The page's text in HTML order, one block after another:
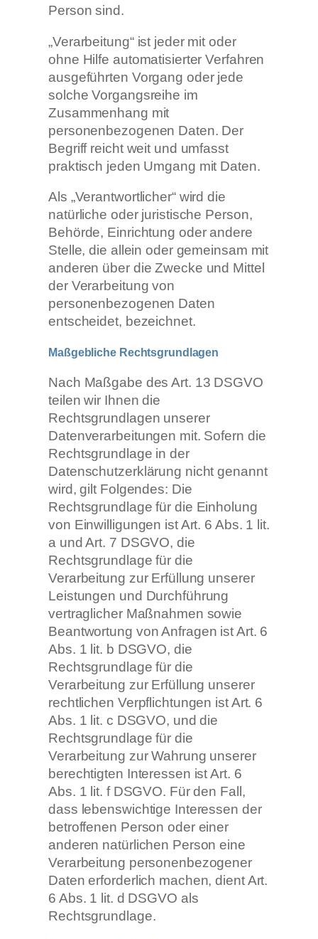
Person sind.
„Verarbeitung“ ist jeder mit oder
ohne Hilfe automatisierter Verfahren
ausgeführten Vorgang oder jede
solche Vorgangsreihe im
Zusammenhang mit
personenbezogenen Daten. Der
Begriff reicht weit und umfasst
praktisch jeden Umgang mit Daten.
Als „Verantwortlicher“ wird die
natürliche oder juristische Person,
Behörde, Einrichtung oder andere
Stelle, die allein oder gemeinsam mit
anderen über die Zwecke und Mittel
der Verarbeitung von
personenbezogenen Daten
entscheidet, bezeichnet.
Maßgebliche Rechtsgrundlagen
Nach Maßgabe des Art. 13 DSGVO
teilen wir Ihnen die
Rechtsgrundlagen unserer
Datenverarbeitungen mit. Sofern die
Rechtsgrundlage in der
Datenschutzerklärung nicht genannt
wird, gilt Folgendes: Die
Rechtsgrundlage für die Einholung
von Einwilligungen ist Art. 6 Abs. 1 lit.
a und Art. 7 DSGVO, die
Rechtsgrundlage für die
Verarbeitung zur Erfüllung unserer
Leistungen und Durchführung
vertraglicher Maßnahmen sowie
Beantwortung von Anfragen ist Art. 6
Abs. 1 lit. b DSGVO, die
Rechtsgrundlage für die
Verarbeitung zur Erfüllung unserer
rechtlichen Verpflichtungen ist Art. 6
Abs. 1 lit. c DSGVO, und die
Rechtsgrundlage für die
Verarbeitung zur Wahrung unserer
berechtigten Interessen ist Art. 6
Abs. 1 lit. f DSGVO. Für den Fall,
dass lebenswichtige Interessen der
betroffenen Person oder einer
anderen natürlichen Person eine
Verarbeitung personenbezogener
Daten erforderlich machen, dient Art.
6 Abs. 1 lit. d DSGVO als
Rechtsgrundlage.